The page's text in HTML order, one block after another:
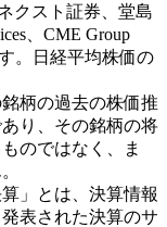
クスト証券、堂島
、CME Group
。日経平均株価の
柄の過去の株価推
り、その銘柄の将
のではなく、ま
」とは、決算情報
表された決算のサ